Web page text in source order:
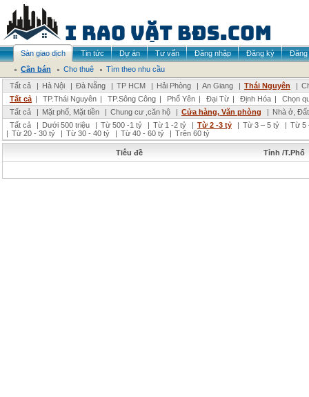
Sàn giao dịch Tin tức Dự án Tư vấn Đăng nhập Đăng ký
Đăng
Cần bán
Cho thuê
Tìm theo nhu cầu
Tất cả
| Hà Nội | Đà Nẵng | TP HCM | Hải Phòng | An Giang | Thái Nguyên |
Tất cả | TP.Thái Nguyên | TP.Sông Công | Phổ Yên | Đại Từ | Định Hóa |
Chọn
Tất cả
| Mặt phố, Mặt tiền | Chung cư ,căn hộ | Cửa hàng, Văn phòng | Nhà ở,
Tất cả
| Dưới 500 triệu | Từ 500 -1 tỷ | Từ 1 -2 tỷ | Từ 2 -3 tỷ | Từ 3 – 5 tỷ | Từ 5
| Từ 20 - 30 tỷ | Từ 30 - 40 tỷ | Từ 40 - 60 tỷ | Trên 60 tỷ
Tiêu đề Tỉnh /T.Phố